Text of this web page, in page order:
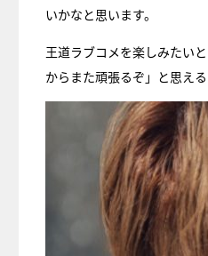
いかなと思います。
王道ラブコメを楽しみたい
からまた頑張るぞ」と思え